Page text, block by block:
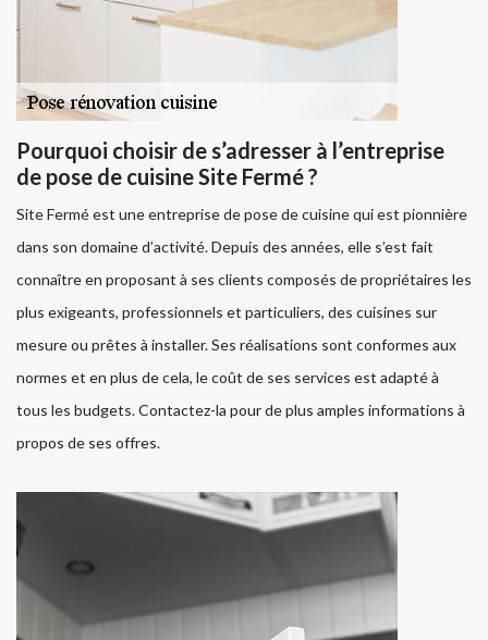
Pourquoi choisir de s’adresser à l’entreprise
de pose de cuisine Site Fermé ?
Site Fermé est une entreprise de pose de cuisine qui est pionnière
dans son domaine d’activité. Depuis des années, elle s’est fait
connaître en proposant à ses clients composés de propriétaires les
plus exigeants, professionnels et particuliers, des cuisines sur
mesure ou prêtes à installer. Ses réalisations sont conformes aux
normes et en plus de cela, le coût de ses services est adapté à
tous les budgets. Contactez-la pour de plus amples informations à
propos de ses offres.